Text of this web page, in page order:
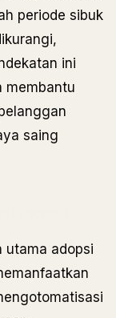
periode sibuk
ini
membantu
saing
utama adopsi